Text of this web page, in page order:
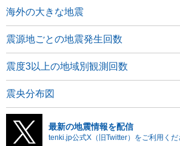
海外の大きな地震
震源地ごとの地震発生回数
震度3以上の地域別観測回数
震央分布図
最新の地震情報を配信
tenki.jp公式X（旧Twitter）をご利用くだ